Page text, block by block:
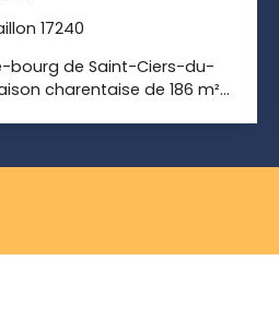
17240
bourg de Saint-Ciers-du-
charentaise de 186 m²
de bains avec WC et d’une